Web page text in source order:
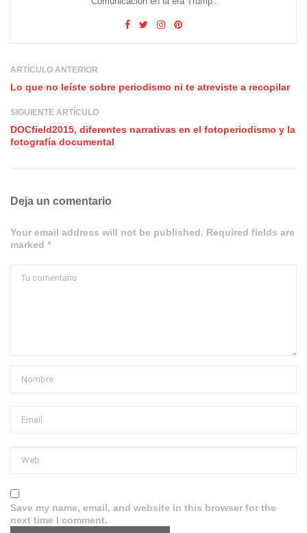
ARTÍCULO ANTERIOR
Lo que no leíste sobre periodismo ni te atreviste a recopilar
SIGUIENTE ARTÍCULO
DOCfield2015, diferentes narrativas en el fotoperiodismo y la
fotografía documental
Deja un comentario
Your email address will not be published. Required fields are
marked *
Save my name, email, and website in this browser for the
next time I comment.